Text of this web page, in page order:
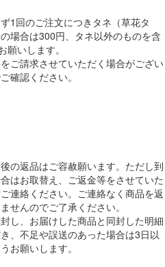
1回のご注文につきタネ（草花タ
場合は300円、タネ以外のものを含
いします。
ご請求させていただく場合がござい
確認ください。
の返品はご容赦願います。ただし到
はお取替え、ご返金等をさせていた
連絡ください。ご連絡なく商品を返
せんのでご了承ください。
し、お届けした商品と同封した明細
、不足や誤送のあった場合は3日以
お願いします。